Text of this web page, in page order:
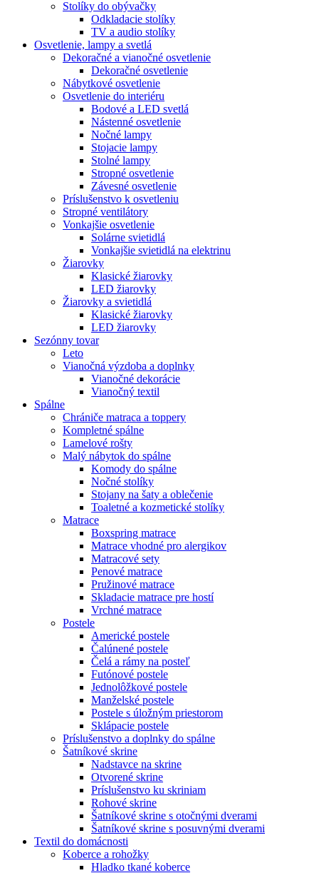
Stolíky do obývačky
Odkladacie stolíky
TV a audio stolíky
Osvetlenie, lampy a svetlá
Dekoračné a vianočné osvetlenie
Dekoračné osvetlenie
Nábytkové osvetlenie
Osvetlenie do interiéru
Bodové a LED svetlá
Nástenné osvetlenie
Nočné lampy
Stojacie lampy
Stolné lampy
Stropné osvetlenie
Závesné osvetlenie
Príslušenstvo k osvetleniu
Stropné ventilátory
Vonkajšie osvetlenie
Solárne svietidlá
Vonkajšie svietidlá na elektrinu
Žiarovky
Klasické žiarovky
LED žiarovky
Žiarovky a svietidlá
Klasické žiarovky
LED žiarovky
Sezónny tovar
Leto
Vianočná výzdoba a doplnky
Vianočné dekorácie
Vianočný textil
Spálne
Chrániče matraca a toppery
Kompletné spálne
Lamelové rošty
Malý nábytok do spálne
Komody do spálne
Nočné stolíky
Stojany na šaty a oblečenie
Toaletné a kozmetické stolíky
Matrace
Boxspring matrace
Matrace vhodné pro alergikov
Matracové sety
Penové matrace
Pružinové matrace
Skladacie matrace pre hostí
Vrchné matrace
Postele
Americké postele
Čalúnené postele
Čelá a rámy na posteľ
Futónové postele
Jednolôžkové postele
Manželské postele
Postele s úložným priestorom
Sklápacie postele
Príslušenstvo a doplnky do spálne
Šatníkové skrine
Nadstavce na skrine
Otvorené skrine
Príslušenstvo ku skriniam
Rohové skrine
Šatníkové skrine s otočnými dverami
Šatníkové skrine s posuvnými dverami
Textil do domácnosti
Koberce a rohožky
Hladko tkané koberce